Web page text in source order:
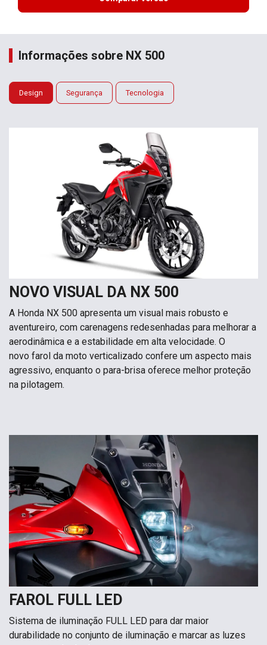
Informações sobre NX 500
Design Segurança Tecnologia
NOVO VISUAL DA NX 500
A Honda NX 500 apresenta um visual mais robusto e
aventureiro, com carenagens redesenhadas para melhorar a
aerodinâmica e a estabilidade em alta velocidade. O
novo farol da moto verticalizado confere um aspecto mais
agressivo, enquanto o para-brisa oferece melhor proteção
na pilotagem.
FAROL FULL LED
Sistema de iluminação FULL LED para dar maior
durabilidade no conjunto de iluminação e marcar as luzes